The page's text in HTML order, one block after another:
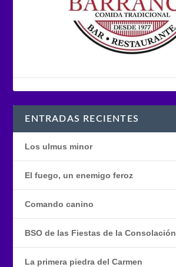
ENTRADAS RECIENTES
Los ulmus minor
El fuego, un enemigo feroz
Comando canino
BSO de las Fiestas de la Consolación
La primera piedra del Carmen